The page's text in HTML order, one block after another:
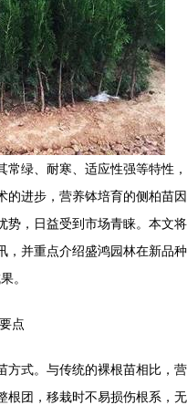
绿、耐寒、适应性强等特性，
的进步，营养钵培育的侧柏苗因
势，日益受到市场青睐。本文将
，并重点介绍盛鸿园林在新品种
。
点
方式。与传统的裸根苗相比，营
根团，移栽时不易损伤根系，无